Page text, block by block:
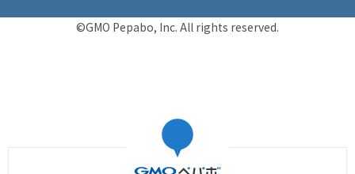
©GMO Pepabo, Inc. All rights reserved.